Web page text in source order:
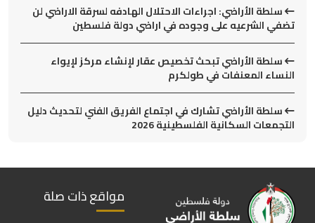
سلطة الأراضي: اجراءات الاحتلال الهادفه لسرقة الاراضي لن
تضفي الشرعيه على وجوده في اراضي دولة فلسطين
سلطة الأراضي تبحث تخصيص عقار لإنشاء مركز لإيواء
النساء المعنفات في طولكرم
سلطة الأراضي تشارك في اجتماع الفريق الفني لتحديث دليل
التجمعات السكانية الفلسطينية 2026
مواقع ذات صلة